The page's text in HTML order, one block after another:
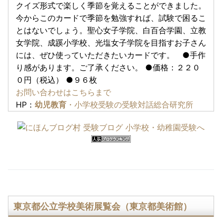
クイズ形式で楽しく季節を覚えることができました。
今からこのカードで季節を勉強すれば、試験で困るこ
とはないでしょう。聖心女子学院、白百合学園、立教
女学院、成蹊小学校、光塩女子学院を目指すお子さん
には、ぜひ使っていただきたいカードです。 ●手作
り感があります。ご了承ください。 ●価格：２２０
０円（税込） ●９６枚
お問い合わせはこちらまで
HP： 幼児教育 ・小学校受験の受験対話総合研究所
東京都公立学校美術展覧会（東京都美術館）